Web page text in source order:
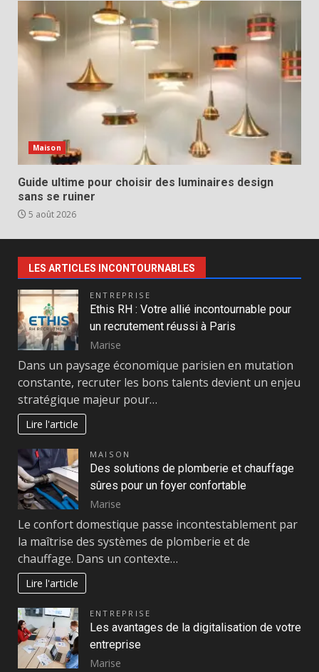
Maison
Guide ultime pour choisir des luminaires design
sans se ruiner
5 août 2026
LES ARTICLES INCONTOURNABLES
ENTREPRISE
Ethis RH : Votre allié incontournable pour
un recrutement réussi à Paris
Marise
Dans un paysage économique parisien en mutation
constante, recruter les bons talents devient un enjeu
stratégique majeur pour…
Lire l'article
MAISON
Des solutions de plomberie et chauffage
sûres pour un foyer confortable
Marise
Le confort domestique passe incontestablement par
la maîtrise des systèmes de plomberie et de
chauffage. Dans un contexte…
Lire l'article
ENTREPRISE
Les avantages de la digitalisation de votre
entreprise
Marise